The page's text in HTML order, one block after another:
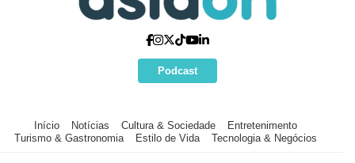
Podcast
Início Notícias Cultura & Sociedade
Entretenimento
Turismo & Gastronomia
Estilo de Vida Tecnologia & Negócios